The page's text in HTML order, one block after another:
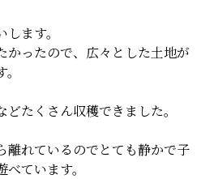
ます。
かったので、広々とした土地が
たくさん収穫できました。
離れているのでとても静かで子
ています。